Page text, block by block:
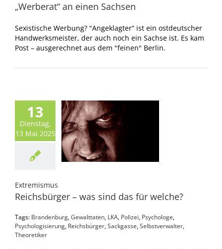
„Werberat“ an einen Sachsen
Sexistische Werbung? "Angeklagter“ ist ein ostdeutscher
Handwerksmeister, der auch noch ein Sachse ist. Es kam
Post – ausgerechnet aus dem "feinen" Berlin.
13
Dienstag,
13 Mai 2025
Extremismus
Reichsbürger – was sind das für welche?
Tags: Brandenburg,Gewalttaten, LKA, Polizei, Psychologe,
Psychologisierung, Reichsbürger,Sackgasse,Selbstverwalter,
Theoretiker